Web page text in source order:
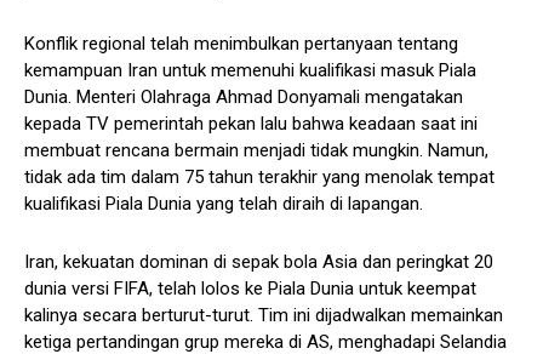
Konflik regional telah menimbulkan pertanyaan tentang
kemampuan Iran untuk memenuhi kualifikasi masuk Piala
Dunia. Menteri Olahraga Ahmad Donyamali mengatakan
kepada TV pemerintah pekan lalu bahwa keadaan saat ini
membuat rencana bermain menjadi tidak mungkin. Namun,
tidak ada tim dalam 75 tahun terakhir yang menolak tempat
kualifikasi Piala Dunia yang telah diraih di lapangan.
Iran, kekuatan dominan di sepak bola Asia dan peringkat 20
dunia versi FIFA, telah lolos ke Piala Dunia untuk keempat
kalinya secara berturut-turut. Tim ini dijadwalkan memainkan
ketiga pertandingan grup mereka di AS, menghadapi Selandia